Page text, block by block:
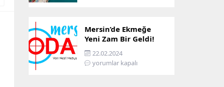
Mersin’de Ekmeğe
Yeni Zam Bir Geldi!
İşte Mersin’in Zamlı
Ekmek Fiyatı!
22.02.2024
yorumlar kapalı